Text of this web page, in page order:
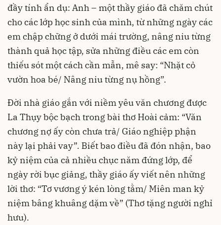
đầy tính ẩn dụ: Anh – một thầy giáo đã chăm chút
cho các lớp học sinh của mình, từ những ngày các
em chập chững ở dưới mái trường, nâng niu từng
thành quả học tập, sửa những điều các em còn
thiếu sót một cách cần mẫn, mê say: “Nhặt cỏ
vườn hoa bé/ Nâng niu từng nụ hồng”.
Đời nhà giáo gắn với niềm yêu văn chương được
La Thụy bộc bạch trong bài thơ Hoài cảm: “Văn
chương nợ ấy còn chưa trả/ Giáo nghiệp phận
này lại phải vay”. Biết bao điều đã đón nhận, bao
kỷ niệm của cả nhiều chục năm đứng lớp, để
ngày rời bục giảng, thầy giáo ấy viết nên những
lời thơ: “Tơ vương ý kén lòng tằm/ Miên man kỷ
niệm bâng khuâng dặm về” (Thơ tặng người nghỉ
hưu).